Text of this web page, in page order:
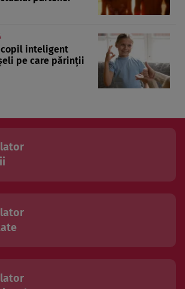
copil inteligent
pe care părinții